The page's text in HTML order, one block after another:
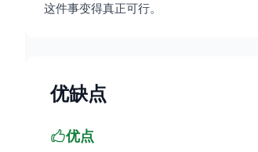
这件事变得真正可行。
优缺点
优点